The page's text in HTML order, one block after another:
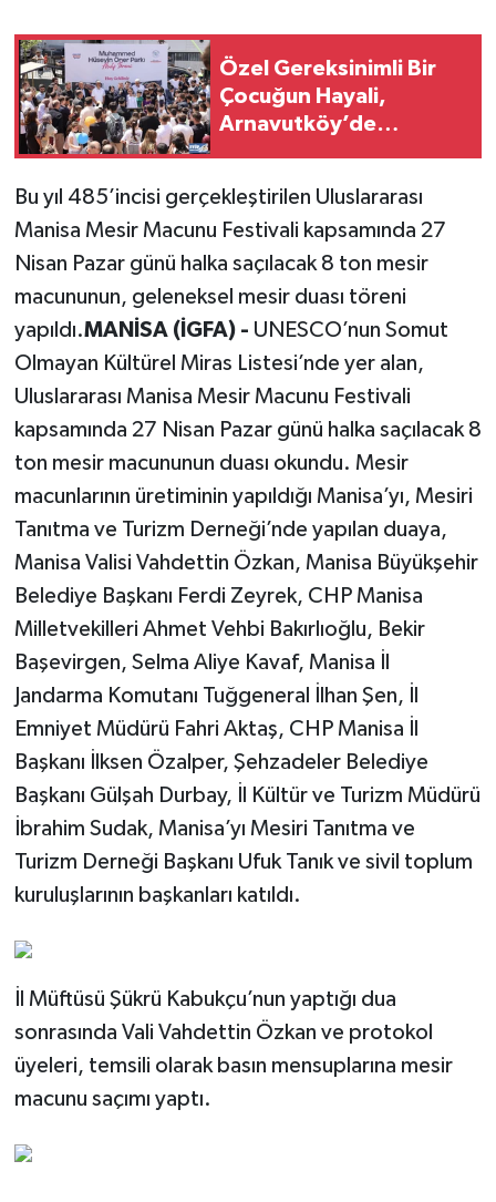
Özel Gereksinimli Bir
Çocuğun Hayali,
Arnavutköy’de
Bu yıl 485’incisi gerçekleştirilen Uluslararası
Manisa Mesir Macunu Festivali kapsamında 27
Nisan Pazar günü halka saçılacak 8 ton mesir
macununun, geleneksel mesir duası töreni
yapıldı.MANİSA (İGFA) - UNESCO’nun Somut
Olmayan Kültürel Miras Listesi’nde yer alan,
Uluslararası Manisa Mesir Macunu Festivali
kapsamında 27 Nisan Pazar günü halka saçılacak 8
ton mesir macununun duası okundu. Mesir
macunlarının üretiminin yapıldığı Manisa’yı, Mesiri
Tanıtma ve Turizm Derneği’nde yapılan duaya,
Manisa Valisi Vahdettin Özkan, Manisa Büyükşehir
Belediye Başkanı Ferdi Zeyrek, CHP Manisa
Milletvekilleri Ahmet Vehbi Bakırlıoğlu, Bekir
Başevirgen, Selma Aliye Kavaf, Manisa İl
Jandarma Komutanı Tuğgeneral İlhan Şen, İl
Emniyet Müdürü Fahri Aktaş, CHP Manisa İl
Başkanı İlksen Özalper, Şehzadeler Belediye
Başkanı Gülşah Durbay, İl Kültür ve Turizm Müdürü
İbrahim Sudak, Manisa’yı Mesiri Tanıtma ve
Turizm Derneği Başkanı Ufuk Tanık ve sivil toplum
kuruluşlarının başkanları katıldı.
İl Müftüsü Şükrü Kabukçu’nun yaptığı dua
sonrasında Vali Vahdettin Özkan ve protokol
üyeleri, temsili olarak basın mensuplarına mesir
macunu saçımı yaptı.